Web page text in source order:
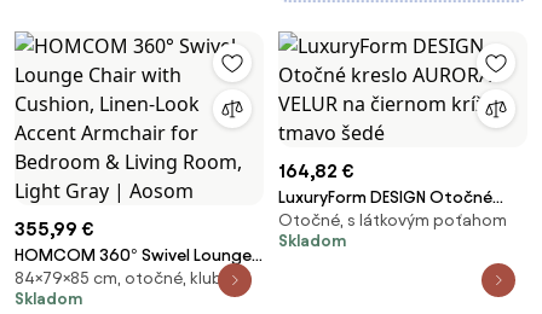
355,99 €
HOMCOM 360° Swivel Lounge
Chair with Cushion, Linen-Look
Accent Armchair for Bedroom &
84×79×85 cm, otočné, klubové
Skladom
164,82 €
LuxuryForm DESIGN Otočné
kreslo AURORA VELUR na čiernom
kríži - tmavo šedé
Otočné, s látkovým poťahom
Skladom